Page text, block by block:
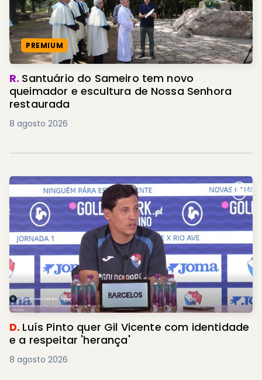
PREMIUM
R. Santuário do Sameiro tem novo
queimador e escultura de Nossa Senhora
restaurada
8 agosto 2026
D. Luís Pinto quer Gil Vicente com identidade
e a respeitar 'herança'
8 agosto 2026